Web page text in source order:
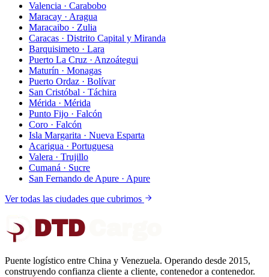
Valencia · Carabobo
Maracay · Aragua
Maracaibo · Zulia
Caracas · Distrito Capital y Miranda
Barquisimeto · Lara
Puerto La Cruz · Anzoátegui
Maturín · Monagas
Puerto Ordaz · Bolívar
San Cristóbal · Táchira
Mérida · Mérida
Punto Fijo · Falcón
Coro · Falcón
Isla Margarita · Nueva Esparta
Acarigua · Portuguesa
Valera · Trujillo
Cumaná · Sucre
San Fernando de Apure · Apure
Ver todas las ciudades que cubrimos
DTD
Puente logístico entre China y Venezuela. Operando desde 2015,
construyendo confianza cliente a cliente, contenedor a contenedor.